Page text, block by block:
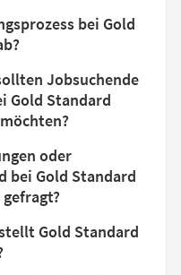
bei Gold
Jobsuchende
Gold Standard
oder
bei Gold Standard
Gold Standard